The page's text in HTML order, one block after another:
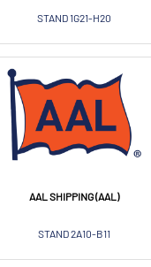
STAND 1G21-H20
AAL SHIPPING (AAL)
STAND 2A10-B11